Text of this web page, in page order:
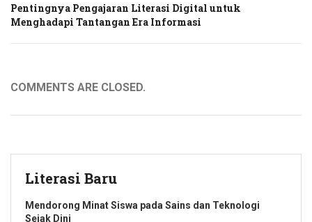
Pentingnya Pengajaran Literasi Digital untuk
Menghadapi Tantangan Era Informasi
COMMENTS ARE CLOSED.
Literasi Baru
Mendorong Minat Siswa pada Sains dan Teknologi
Sejak Dini